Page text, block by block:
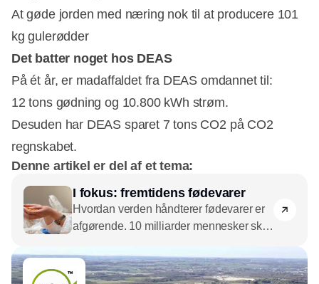
At gøde jorden med næring nok til at producere 101
kg gulerødder
Det batter noget hos DEAS
På ét år, er madaffaldet fra DEAS omdannet til:
12 tons gødning og 10.800 kWh strøm.
Desuden har DEAS sparet 7 tons CO2 på CO2
regnskabet.
Denne artikel er del af et tema:
I fokus: fremtidens fødevarer
Hvordan verden håndterer fødevarer er
afgørende. 10 milliarder mennesker skal
det være, og hvordan kan det
produceres bæredygtigt?